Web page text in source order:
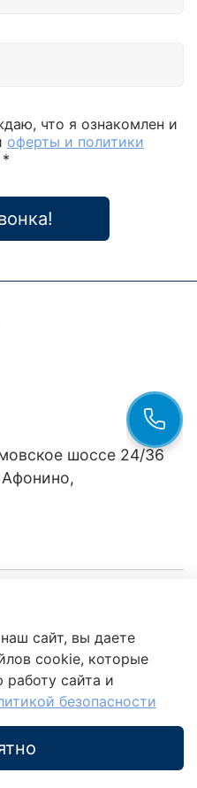
что я ознакомлен и
оферты и политики
*
шоссе 24/36
сайт, вы даете
cookie, которые
сайта и
безопасности
обработки